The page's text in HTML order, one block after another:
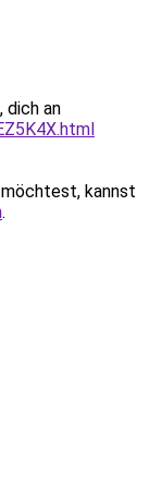
dich an
kannst
.